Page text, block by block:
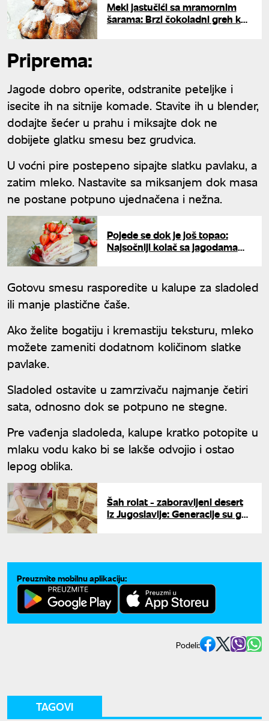
Meki jastučići sa mramornim
šarama: Brzi čokoladni greh koji
Priprema:
Jagode dobro operite, odstranite peteljke i
isecite ih na sitnije komade. Stavite ih u blender,
dodajte šećer u prahu i miksajte dok ne
dobijete glatku smesu bez grudvica.
U voćni pire postepeno sipajte slatku pavlaku, a
zatim mleko. Nastavite sa miksanjem dok masa
ne postane potpuno ujednačena i nežna.
Pojede se dok je još topao:
Najsočniji kolač sa jagodama
Gotovu smesu rasporedite u kalupe za sladoled
ili manje plastične čaše.
Ako želite bogatiju i kremastiju teksturu, mleko
možete zameniti dodatnom količinom slatke
pavlake.
Sladoled ostavite u zamrzivaču najmanje četiri
sata, odnosno dok se potpuno ne stegne.
Pre vađenja sladoleda, kalupe kratko potopite u
mlaku vodu kako bi se lakše odvojio i ostao
lepog oblika.
Šah rolat - zaboravljeni desert
iz Jugoslavije: Generacije su ga
Preuzmite mobilnu aplikaciju:
Podeli:
TAGOVI